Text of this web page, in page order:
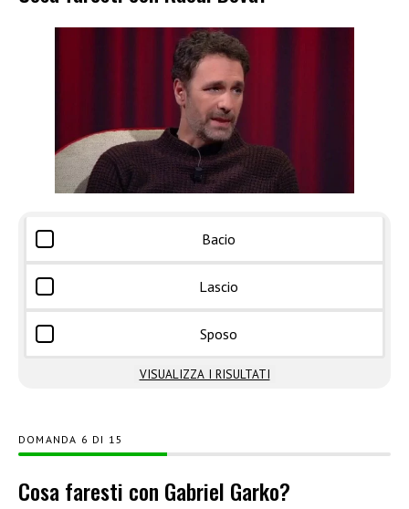
Bacio
Lascio
Sposo
VISUALIZZA I RISULTATI
DOMANDA DI 15
Cosa faresti con Gabriel Garko?